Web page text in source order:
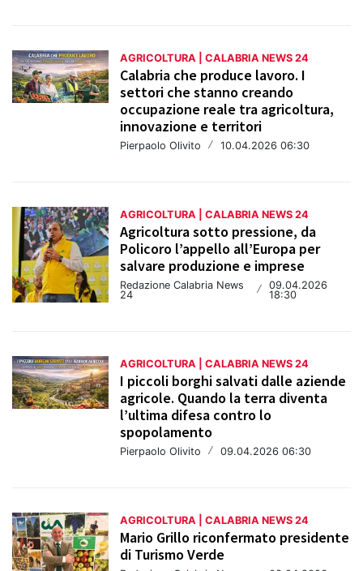
AGRICOLTURA | CALABRIA NEWS 24
Calabria che produce lavoro. I
settori che stanno creando
occupazione reale tra agricoltura,
innovazione e territori
Pierpaolo Olivito / 10.04.2026 06:30
AGRICOLTURA | CALABRIA NEWS 24
Agricoltura sotto pressione, da
Policoro l’appello all’Europa per
salvare produzione e imprese
Redazione Calabria News
24
/ 09.04.2026
18:30
AGRICOLTURA | CALABRIA NEWS 24
I piccoli borghi salvati dalle aziende
agricole. Quando la terra diventa
l’ultima difesa contro lo
spopolamento
Pierpaolo Olivito / 09.04.2026 06:30
AGRICOLTURA | CALABRIA NEWS 24
Mario Grillo riconfermato presidente
di Turismo Verde